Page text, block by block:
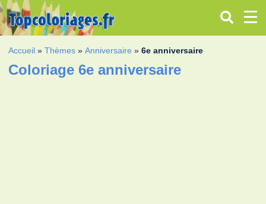
Accueil »Thèmes »Anniversaire »6e anniversaire
Coloriage 6e anniversaire